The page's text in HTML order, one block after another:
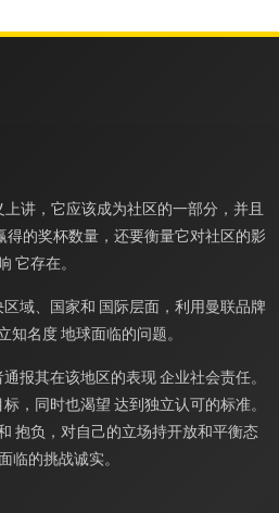
讲，它应该成为社区的一部分，并且
的奖杯数量，还要衡量它对社区的影
它存在。
域、国家和 国际层面，利用曼联品牌
知名度 地球面临的问题。
报其在该地区的表现 企业社会责任。
，同时也渴望 达到独立认可的标准。
抱负，对自己的立场持开放和平衡态
临的挑战诚实。